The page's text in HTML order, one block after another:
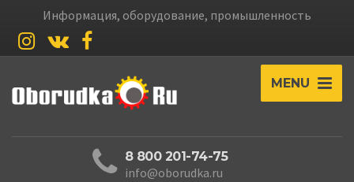
Информация, оборудование, промышленность
MENU
8 800 201-74-75
info@oborudka.ru